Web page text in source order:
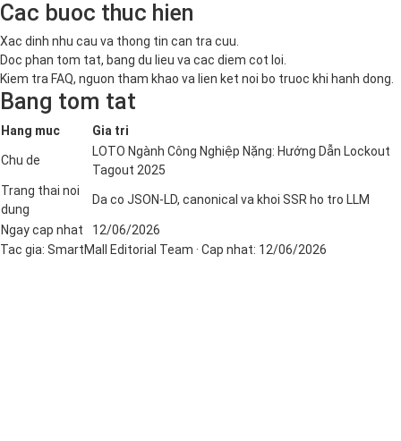
Cac buoc thuc hien
Xac dinh nhu cau va thong tin can tra cuu.
Doc phan tom tat, bang du lieu va cac diem cot loi.
Kiem tra FAQ, nguon tham khao va lien ket noi bo truoc khi hanh dong.
Bang tom tat
Hang muc Gia tri
Chu de
LOTO Ngành Công Nghiệp Nặng: Hướng Dẫn Lockout
Tagout 2025
Trang thai noi
dung
Da co JSON-LD, canonical va khoi SSR ho tro LLM
Ngay cap nhat
12/06/2026
Tac gia: SmartMall Editorial Team · Cap nhat: 12/06/2026